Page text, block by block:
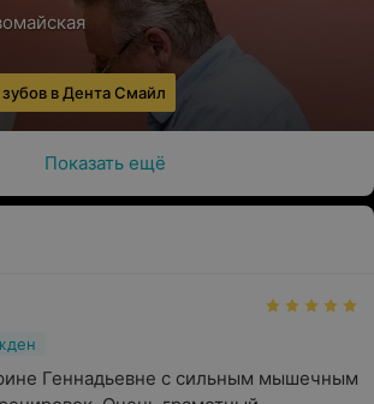
в Дента Смайл
Показать ещё
Геннадьевне с сильным мышечным